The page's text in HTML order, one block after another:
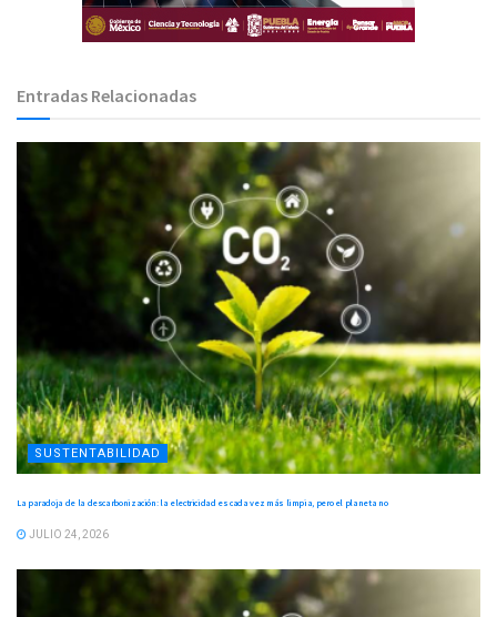
Entradas Relacionadas
SUSTENTABILIDAD
La paradoja de la descarbonización: la electricidad es cada vez más limpia, pero el planeta no
JULIO 24, 2026